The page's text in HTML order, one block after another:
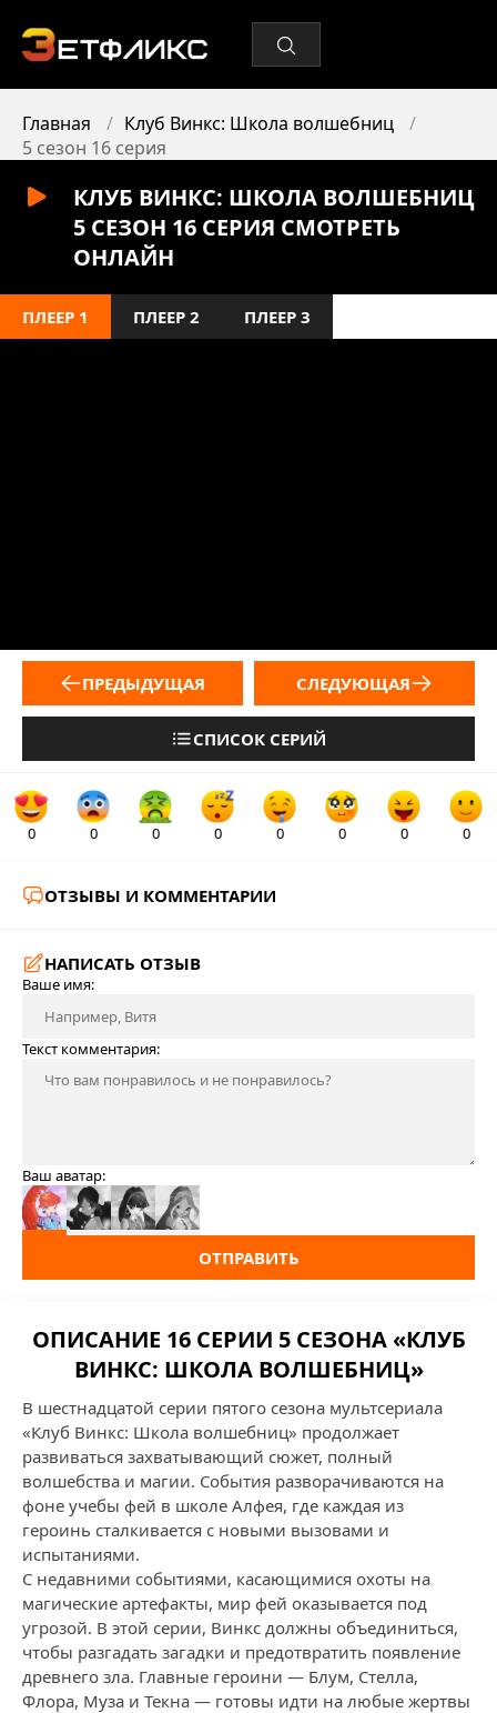
Главная
Клуб Винкс: Школа волшебниц
5 сезон 16 серия
КЛУБ ВИНКС: ШКОЛА ВОЛШЕБНИЦ
5 СЕЗОН 16 СЕРИЯ СМОТРЕТЬ
ОНЛАЙН
ПЛЕЕР 1 ПЛЕЕР 2 ПЛЕЕР 3
ПРЕДЫДУЩАЯ
СПИСОК СЕРИЙ
СЛЕДУЮЩАЯ
0 0 0 0 0 0 0 0
ОТЗЫВЫ И КОММЕНТАРИИ
НАПИСАТЬ ОТЗЫВ
Ваше имя:
Текст комментария:
Ваш аватар:
ОТПРАВИТЬ
ОПИСАНИЕ 16 СЕРИИ 5 СЕЗОНА «КЛУБ
ВИНКС: ШКОЛА ВОЛШЕБНИЦ»
В шестнадцатой серии пятого сезона мультсериала
«Клуб Винкс: Школа волшебниц» продолжает
развиваться захватывающий сюжет, полный
волшебства и магии. События разворачиваются на
фоне учебы фей в школе Алфея, где каждая из
героинь сталкивается с новыми вызовами и
испытаниями.
С недавними событиями, касающимися охоты на
магические артефакты, мир фей оказывается под
угрозой. В этой серии, Винкс должны объединиться,
чтобы разгадать загадки и предотвратить появление
древнего зла. Главные героини — Блум, Стелла,
Флора, Муза и Текна — готовы идти на любые жертвы